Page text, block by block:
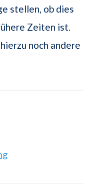
stellen, ob dies
Zeiten ist.
noch andere